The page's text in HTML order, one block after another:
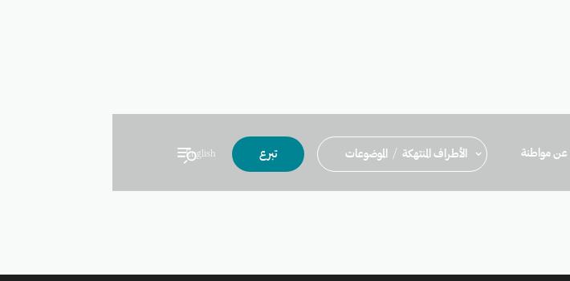
عن مواطنة الأطراف المنتهكة / الموضوعات تبرع English